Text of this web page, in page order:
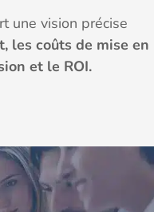
une vision précise
les coûts de mise en
et le ROI.